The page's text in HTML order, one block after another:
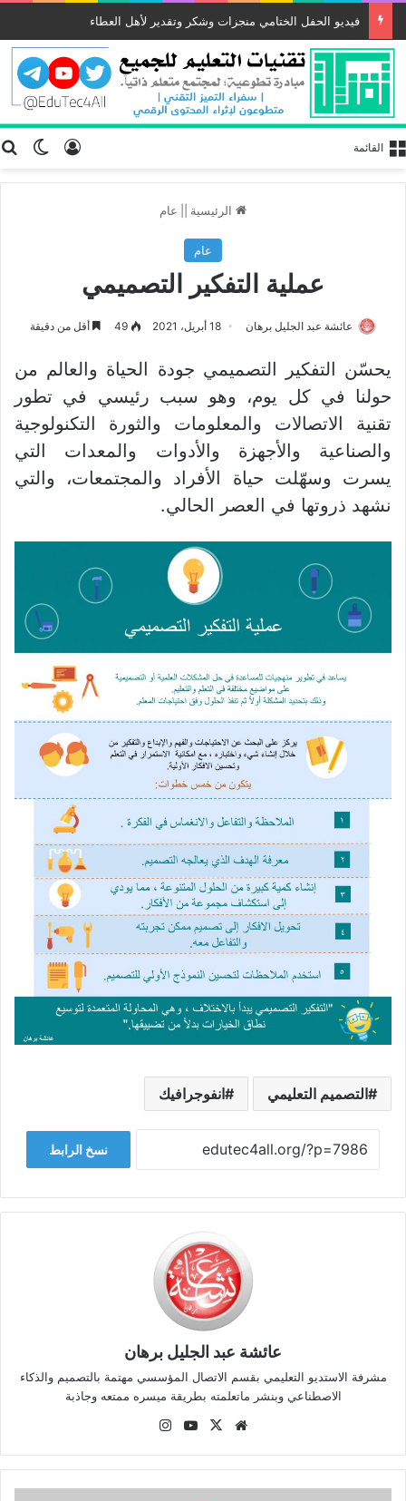
فيديو الحفل الختامي منجزات وشكر وتقدير لأهل العطاء
تسجيل القائمة
الرئيسية عام
عام
عملية التفكير التصميمي
عائشة عبد الجليل برهان 18 أبريل، 2021 49 أقل من دقيقة
يحسّن التفكير التصميمي جودة الحياة والعالم من
حولنا في كل يوم، وهو سبب رئيسي في تطور
تقنية الاتصالات والمعلومات والثورة التكنولوجية
والصناعية والأجهزة والأدوات والمعدات التي
يسرت وسهّلت حياة الأفراد والمجتمعات، والتي
نشهد ذروتها في العصر الحالي.
التصميم التعليمي انفوجرافيك
نسخ الرابط
عائشة عبد الجليل برهان
مشرفة الاستديو التعليمي بقسم الاتصال المؤسسي مهتمة بالتصميم والذكاء
الاصطناعي وبنشر ماتعلمته بطريقة ميسره ممتعه وجاذبة
موقع
‫X
‫YouTube